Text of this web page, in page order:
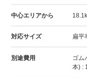
中心エリアから
対応サイズ 扁平
別途費用
ゴム
本) :